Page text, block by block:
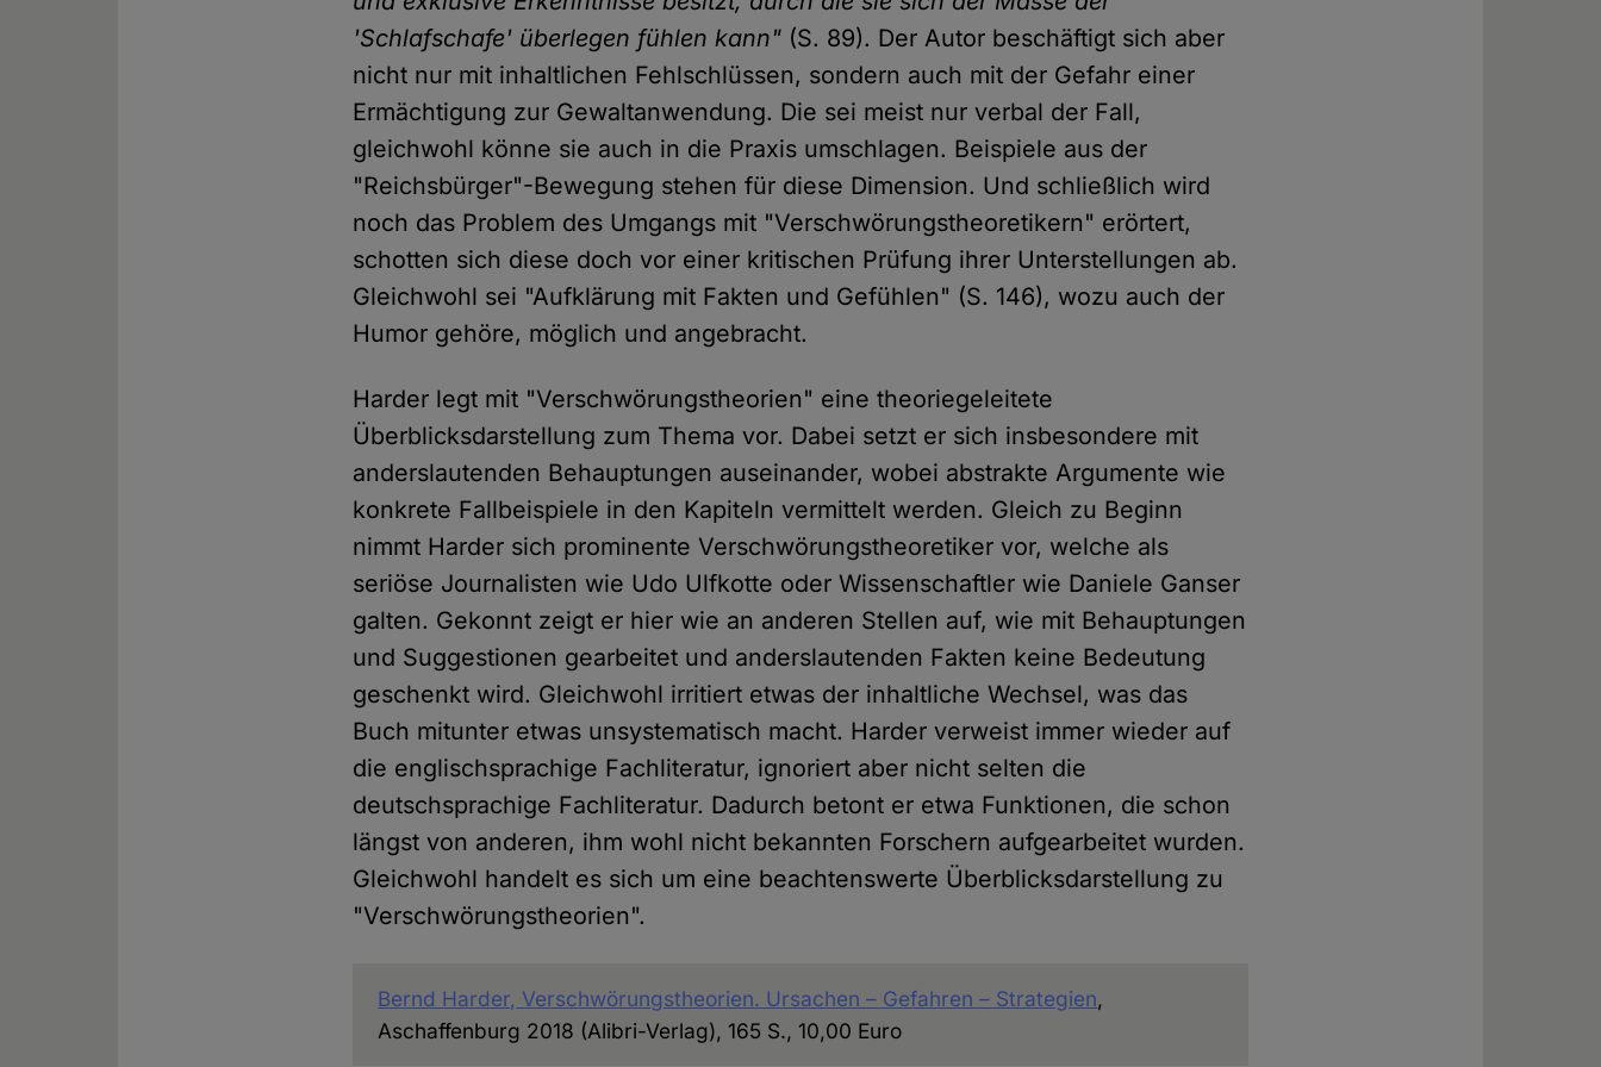
'Schlafschafe' überlegen fühlen kann" (S. 89). Der Autor beschäftigt sich aber
nicht nur mit inhaltlichen Fehlschlüssen, sondern auch mit der Gefahr einer
Ermächtigung zur Gewaltanwendung. Die sei meist nur verbal der Fall,
gleichwohl könne sie auch in die Praxis umschlagen. Beispiele aus der
"Reichsbürger"-Bewegung stehen für diese Dimension. Und schließlich wird
noch das Problem des Umgangs mit "Verschwörungstheoretikern" erörtert,
schotten sich diese doch vor einer kritischen Prüfung ihrer Unterstellungen ab.
Gleichwohl sei "Aufklärung mit Fakten und Gefühlen" (S. 146), wozu auch der
Humor gehöre, möglich und angebracht.
Harder legt mit "Verschwörungstheorien" eine theoriegeleitete
Überblicksdarstellung zum Thema vor. Dabei setzt er sich insbesondere mit
anderslautenden Behauptungen auseinander, wobei abstrakte Argumente wie
konkrete Fallbeispiele in den Kapiteln vermittelt werden. Gleich zu Beginn
nimmt Harder sich prominente Verschwörungstheoretiker vor, welche als
seriöse Journalisten wie Udo Ulfkotte oder Wissenschaftler wie Daniele Ganser
galten. Gekonnt zeigt er hier wie an anderen Stellen auf, wie mit Behauptungen
und Suggestionen gearbeitet und anderslautenden Fakten keine Bedeutung
geschenkt wird. Gleichwohl irritiert etwas der inhaltliche Wechsel, was das
Buch mitunter etwas unsystematisch macht. Harder verweist immer wieder auf
die englischsprachige Fachliteratur, ignoriert aber nicht selten die
deutschsprachige Fachliteratur. Dadurch betont er etwa Funktionen, die schon
längst von anderen, ihm wohl nicht bekannten Forschern aufgearbeitet wurden.
Gleichwohl handelt es sich um eine beachtenswerte Überblicksdarstellung zu
"Verschwörungstheorien".
Bernd Harder, Verschwörungstheorien. Ursachen – Gefahren – Strategien,
Aschaffenburg 2018 (Alibri-Verlag), 165 S., 10,00 Euro